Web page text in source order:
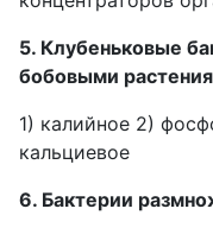
5. Клубеньковые
бобовыми
1) калийное 2)
кальциевое
6. Бактерии